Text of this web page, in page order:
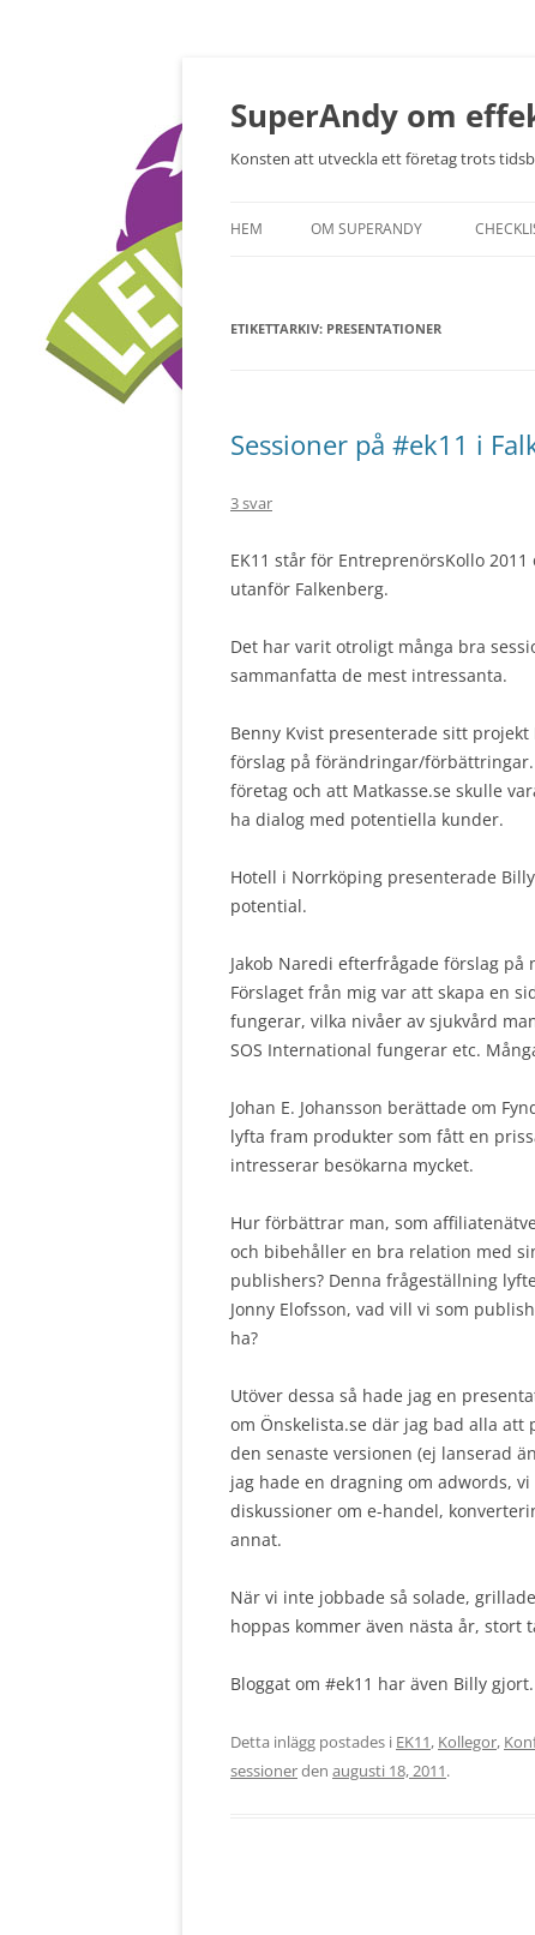
SuperAndy om
Konsten att utveckla ett företag trots
HEM OM SUPERANDY
ETIKETTARKIV: PRESENTATIONER
Sessioner på #ek11 i
3 svar
EK11 står för EntreprenörsKollo
utanför Falkenberg.
Det har varit otroligt många bra
sammanfatta de mest intressanta.
Benny Kvist presenterade sitt
förslag på förändringar/
företag och att Matkasse.se skulle
ha dialog med potentiella kunder.
Hotell i Norrköping presenterade
potential.
Jakob Naredi efterfrågade förslag
Förslaget från mig var att skapa en
fungerar, vilka nivåer av sjukvård
SOS International fungerar etc.
Johan E. Johansson berättade om
lyfta fram produkter som fått en
intresserar besökarna mycket.
Hur förbättrar man, som
och bibehåller en bra relation med
publishers? Denna frågeställning lyfte
Jonny Elofsson, vad vill vi som
ha?
Utöver dessa så hade jag en
om Önskelista.se där jag bad alla att
den senaste versionen (ej lanserad
jag hade en dragning om adwords, vi
diskussioner om e-handel,
annat.
När vi inte jobbade så solade,
hoppas kommer även nästa år, stort
Bloggat om #ek11 har även Billy gjort.
Detta inlägg postades i EK11, Kollegor,
sessionerden augusti 18, 2011.